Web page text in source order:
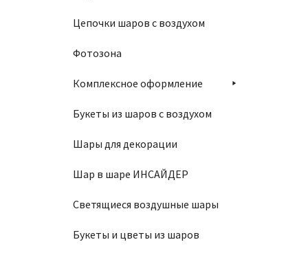
Цепочки шаров с воздухом
Фотозона
Комплексное оформление
Букеты из шаров с воздухом
Шары для декорации
Шар в шаре ИНСАЙДЕР
Светящиеся воздушные шары
Букеты и цветы из шаров